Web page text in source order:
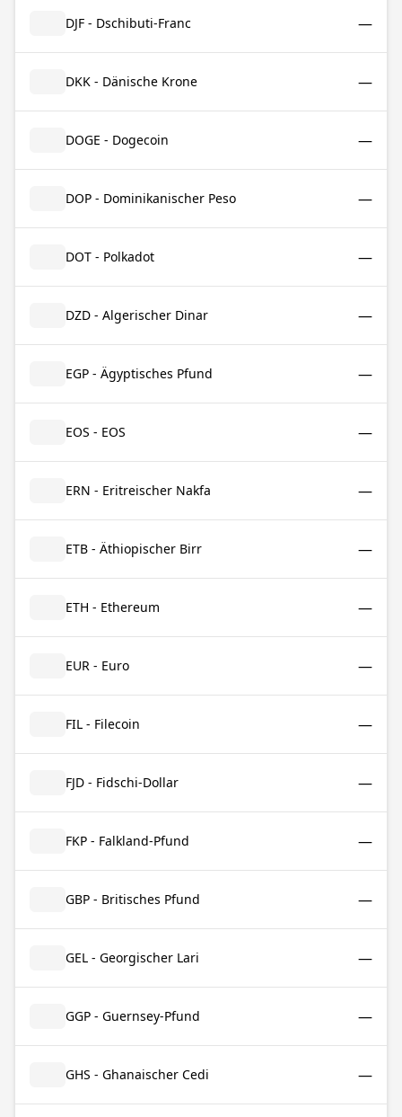
DJF - Dschibuti-Franc —
DKK - Dänische Krone —
DOGE - Dogecoin —
DOP - Dominikanischer Peso —
DOT - Polkadot —
DZD - Algerischer Dinar —
EGP - Ägyptisches Pfund —
EOS - EOS —
ERN - Eritreischer Nakfa —
ETB - Äthiopischer Birr —
ETH - Ethereum —
EUR - Euro —
FIL - Filecoin —
FJD - Fidschi-Dollar —
FKP - Falkland-Pfund —
GBP - Britisches Pfund —
GEL - Georgischer Lari —
GGP - Guernsey-Pfund —
GHS - Ghanaischer Cedi —